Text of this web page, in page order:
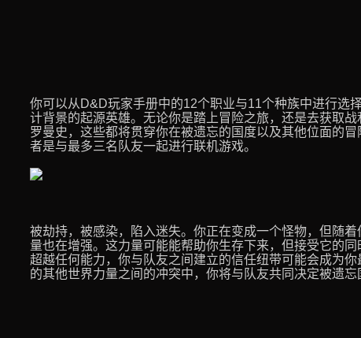
你可以从D&D玩家手册中的12个职业与11个种族中进行选
计背景的起源英雄。无论你是踏上冒险之旅，还是去获取
罗曼史，这些都将贯穿你在被遗忘的国度以及其他位面的
者是与最多三名队友一起进行联机游戏。
被劫持，被感染，陷入迷失。你正在变成一个怪物，但随
量也在增强。这力量可能能帮助你生存下来，但接受它的同
超越任何能力，你与队友之间建立的信任纽带可能会成为
的其他世界力量之间的冲突中，你将与队友共同决定被遗忘